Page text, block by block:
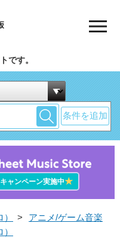
です。
条件を追加
キャンペーン実施中★
>
アニメ/ゲーム音楽